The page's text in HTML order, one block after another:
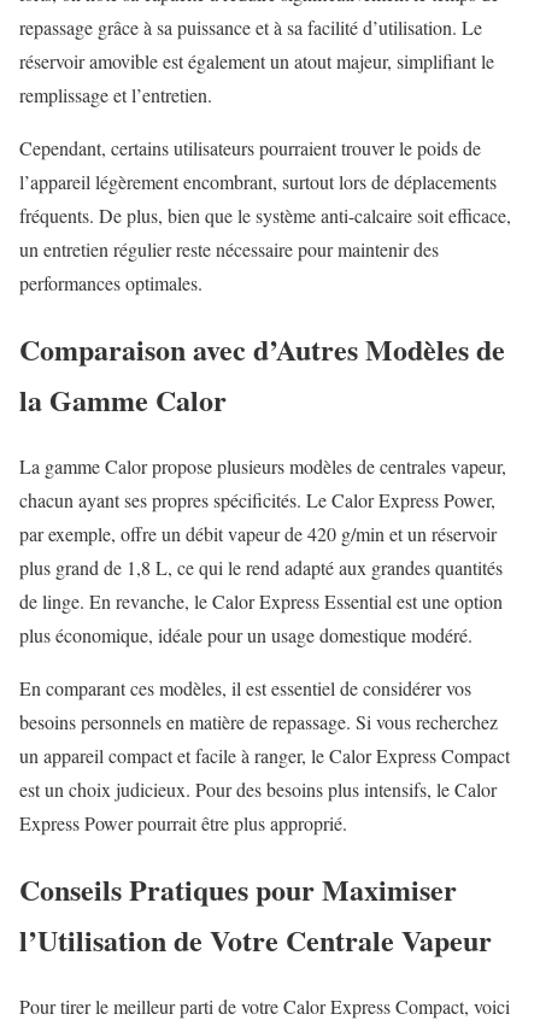
repassage grâce à sa puissance et à sa facilité d’utilisation. Le
réservoir amovible est également un atout majeur, simplifiant le
remplissage et l’entretien.
Cependant, certains utilisateurs pourraient trouver le poids de
l’appareil légèrement encombrant, surtout lors de déplacements
fréquents. De plus, bien que le système anti-calcaire soit efficace,
un entretien régulier reste nécessaire pour maintenir des
performances optimales.
Comparaison avec d’Autres Modèles de
la Gamme Calor
La gamme Calor propose plusieurs modèles de centrales vapeur,
chacun ayant ses propres spécificités. Le Calor Express Power,
par exemple, offre un débit vapeur de 420 g/min et un réservoir
plus grand de 1,8 L, ce qui le rend adapté aux grandes quantités
de linge. En revanche, le Calor Express Essential est une option
plus économique, idéale pour un usage domestique modéré.
En comparant ces modèles, il est essentiel de considérer vos
besoins personnels en matière de repassage. Si vous recherchez
un appareil compact et facile à ranger, le Calor Express Compact
est un choix judicieux. Pour des besoins plus intensifs, le Calor
Express Power pourrait être plus approprié.
Conseils Pratiques pour Maximiser
l’Utilisation de Votre Centrale Vapeur
Pour tirer le meilleur parti de votre Calor Express Compact, voici